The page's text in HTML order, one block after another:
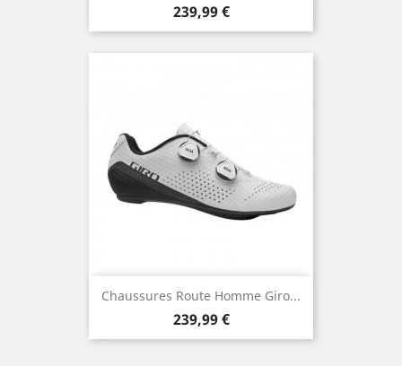
Prix
239,99 €
Chaussures Route Homme Giro...
Prix
239,99 €